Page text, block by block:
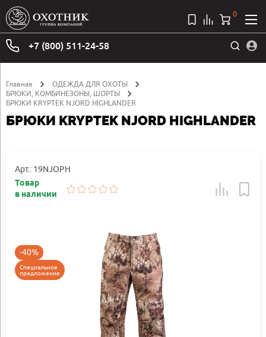
+7 (800) 511-24-58
0
Главная
ОДЕЖДА ДЛЯ ОХОТЫ
БРЮКИ, КОМБИНЕЗОНЫ, ШОРТЫ
БРЮКИ KRYPTEK NJORD HIGHLANDER
БРЮКИ KRYPTEK NJORD HIGHLANDER
Арт.: 19NJOPH
Товар
в наличии
-40%
Специальное
предложение